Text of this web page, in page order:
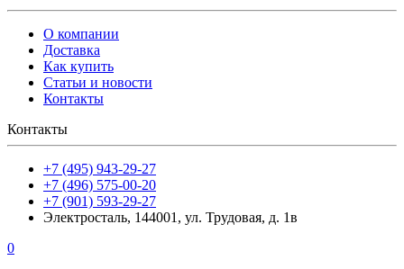
О компании
Доставка
Как купить
Статьи и новости
Контакты
Контакты
+7 (495) 943-29-27
+7 (496) 575-00-20
+7 (901) 593-29-27
Электросталь, 144001, ул. Трудовая, д. 1в
0